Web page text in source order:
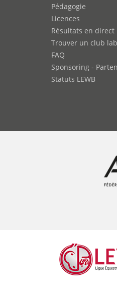
Pédagogie
Licences
Résultats en direct
Trouver un club
FAQ
Sponsoring -
Statuts LEWB